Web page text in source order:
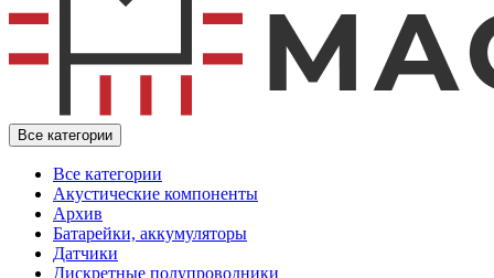
Все категории
Все категории
Акустические компоненты
Архив
Батарейки, аккумуляторы
Датчики
Дискретные полупроводники